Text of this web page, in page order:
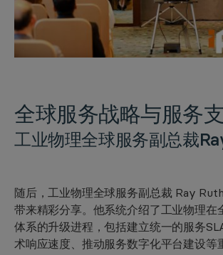
全球服务战略与服务
工业物理全球服务副总裁
随后，工业物理全球服务副总裁 Ray
带来精彩分享。他系统介绍了工业物理在
体系的升级进程，包括建立统一的服务
术响应速度、推动服务数字化平台建设等